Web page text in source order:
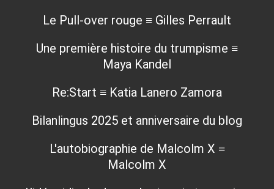
Le Pull-over rouge ≡ Gilles Perrault
Une première histoire du trumpisme ≡
Maya Kandel
Re:Start ≡ Katia Lanero Zamora
Bilanlingus 2025 et anniversaire du blog
L'autobiographie de Malcolm X ≡
Malcolm X